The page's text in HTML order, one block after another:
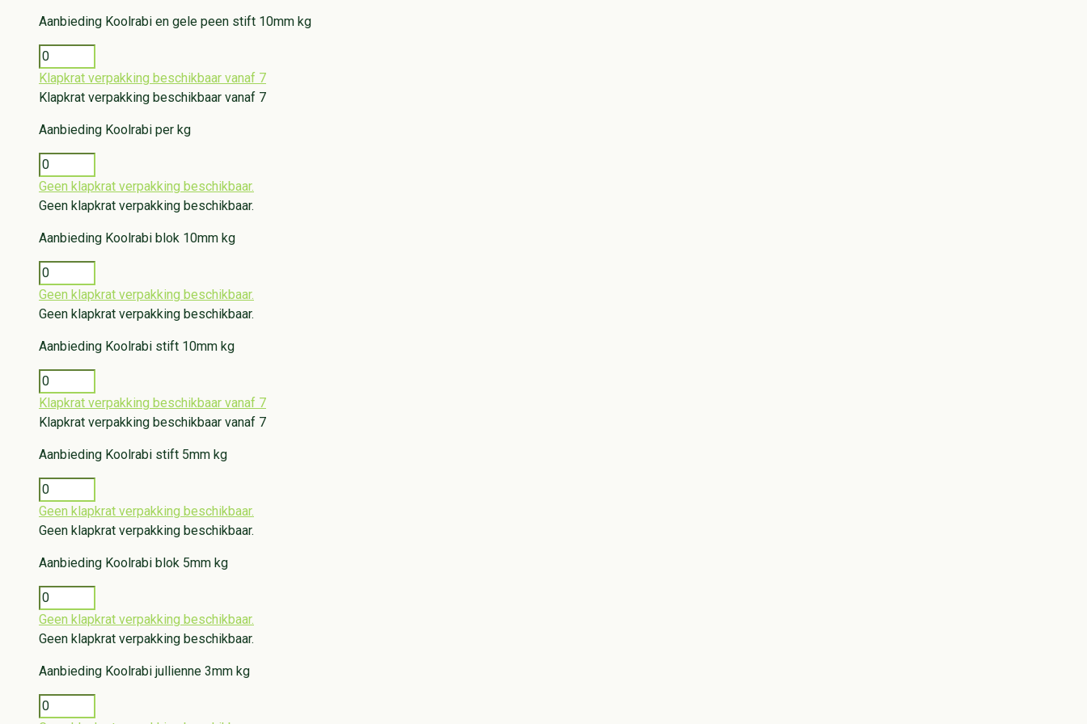
Aanbieding Koolrabi en gele peen stift 10mm kg
Klapkrat verpakking beschikbaar vanaf 7
Klapkrat verpakking beschikbaar vanaf 7
Aanbieding Koolrabi per kg
Geen klapkrat verpakking beschikbaar.
Geen klapkrat verpakking beschikbaar.
Aanbieding Koolrabi blok 10mm kg
Geen klapkrat verpakking beschikbaar.
Geen klapkrat verpakking beschikbaar.
Aanbieding Koolrabi stift 10mm kg
Klapkrat verpakking beschikbaar vanaf 7
Klapkrat verpakking beschikbaar vanaf 7
Aanbieding Koolrabi stift 5mm kg
Geen klapkrat verpakking beschikbaar.
Geen klapkrat verpakking beschikbaar.
Aanbieding Koolrabi blok 5mm kg
Geen klapkrat verpakking beschikbaar.
Geen klapkrat verpakking beschikbaar.
Aanbieding Koolrabi jullienne 3mm kg